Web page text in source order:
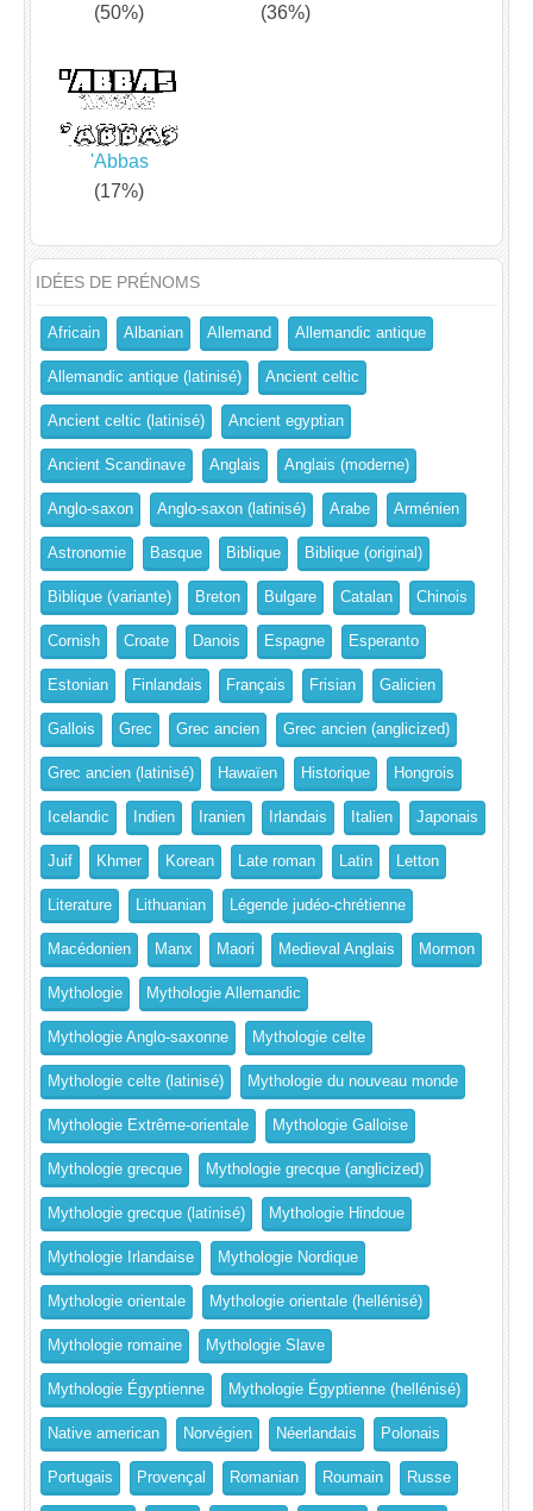
(50%)
(36%)
'Abbas
(17%)
IDÉES DE PRÉNOMS
Africain Albanian Allemand Allemandic antique
Allemandic antique (latinisé) Ancient celtic
Ancient celtic (latinisé) Ancient egyptian
Ancient Scandinave Anglais Anglais (moderne)
Anglo-saxon Anglo-saxon (latinisé) Arabe Arménien
Astronomie Basque Biblique Biblique (original)
Biblique (variante) Breton Bulgare Catalan Chinois
Cornish Croate Danois Espagne Esperanto
Estonian Finlandais Français Frisian Galicien
Gallois Grec Grec ancien Grec ancien (anglicized)
Grec ancien (latinisé) Hawaïen Historique Hongrois
Icelandic Indien Iranien Irlandais Italien Japonais
Juif Khmer Korean Late roman Latin Letton
Literature Lithuanian Légende judéo-chrétienne
Macédonien Manx Maori Medieval Anglais Mormon
Mythologie Mythologie Allemandic
Mythologie Anglo-saxonne Mythologie celte
Mythologie celte (latinisé) Mythologie du nouveau monde
Mythologie Extrême-orientale Mythologie Galloise
Mythologie grecque Mythologie grecque (anglicized)
Mythologie grecque (latinisé) Mythologie Hindoue
Mythologie Irlandaise Mythologie Nordique
Mythologie orientale Mythologie orientale (hellénisé)
Mythologie romaine Mythologie Slave
Mythologie Égyptienne Mythologie Égyptienne (hellénisé)
Native american Norvégien Néerlandais Polonais
Portugais Provençal Romanian Roumain Russe